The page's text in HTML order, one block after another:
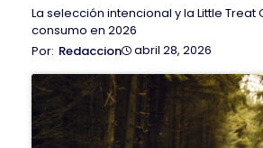
La selección intencional y la Little Treat
consumo en 2026
Redaccion
abril 28, 2026